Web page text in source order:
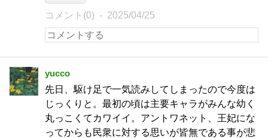
コメント(0) 2025/04/25
yucco
先日、駆け足で一気読みしてしまったので今度は
じっくりと。最初の頃は主要キャラがみんな幼く
丸っこくてカワイイ。アントワネット、王妃にな
ってからも民衆に対する思いが皆無である事が悲